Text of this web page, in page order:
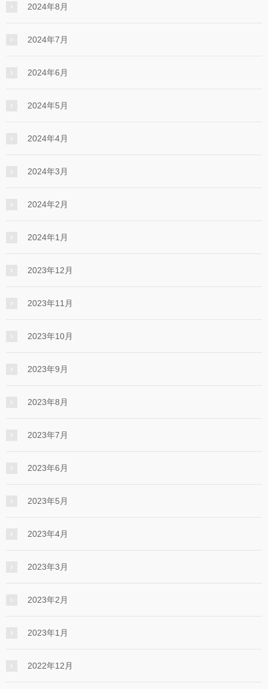
2024年8月
2024年7月
2024年6月
2024年5月
2024年4月
2024年3月
2024年2月
2024年1月
2023年12月
2023年11月
2023年10月
2023年9月
2023年8月
2023年7月
2023年6月
2023年5月
2023年4月
2023年3月
2023年2月
2023年1月
2022年12月